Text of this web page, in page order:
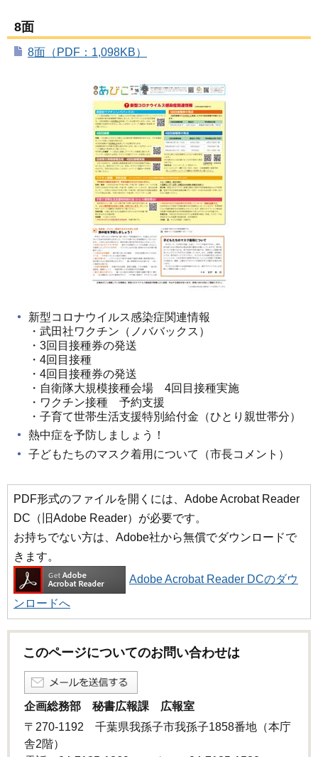
8面
8面（PDF：1,098KB）
新型コロナウイルス感染症関連情報
・武田社ワクチン（ノババックス）
・3回目接種券の発送
・4回目接種
・4回目接種券の発送
・自衛隊大規模接種会場 4回目接種実施
・ワクチン接種 予約支援
・子育て世帯生活支援特別給付金（ひとり親世帯分）
熱中症を予防しましょう！
子どもたちのマスク着用について（市長コメント）
PDF形式のファイルを開くには、Adobe Acrobat Reader
DC（旧Adobe Reader）が必要です。
お持ちでない方は、Adobe社から無償でダウンロードで
きます。
Adobe Acrobat Reader DCのダウ
ンロードへ
このページについてのお問い合わせは
企画総務部 秘書広報課 広報室
〒270-1192 千葉県我孫子市我孫子1858番地（本庁
舎2階）